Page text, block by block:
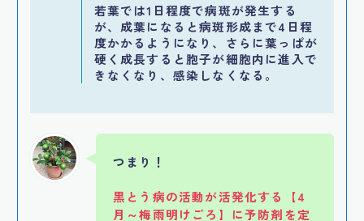
若葉では1日程度で病斑が発生する
が、成葉になると病斑形成まで4日程
度かかるようになり、さらに葉っぱが
硬く成長すると胞子が細胞内に進入で
きなくなり、感染しなくなる。
つまり！
黒とう病の活動が活発化する【4
月～梅雨明けごろ】に予防剤を定